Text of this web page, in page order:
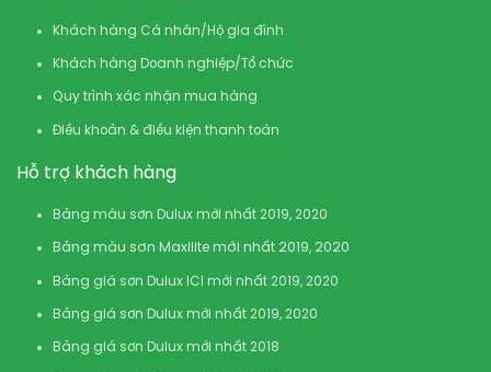
Khách hàng Cá nhân/Hộ gia đình
Khách hàng Doanh nghiệp/Tổ chức
Quy trình xác nhận mua hàng
Điều khoản & điều kiện thanh toán
Hỗ trợ khách hàng
Bảng màu sơn Dulux mới nhất 2019, 2020
Bảng màu sơn Maxilite mới nhất 2019, 2020
Bảng giá sơn Dulux ICI mới nhất 2019, 2020
Bảng giá sơn Dulux mới nhất 2019, 2020
Bảng giá sơn Dulux mới nhất 2018